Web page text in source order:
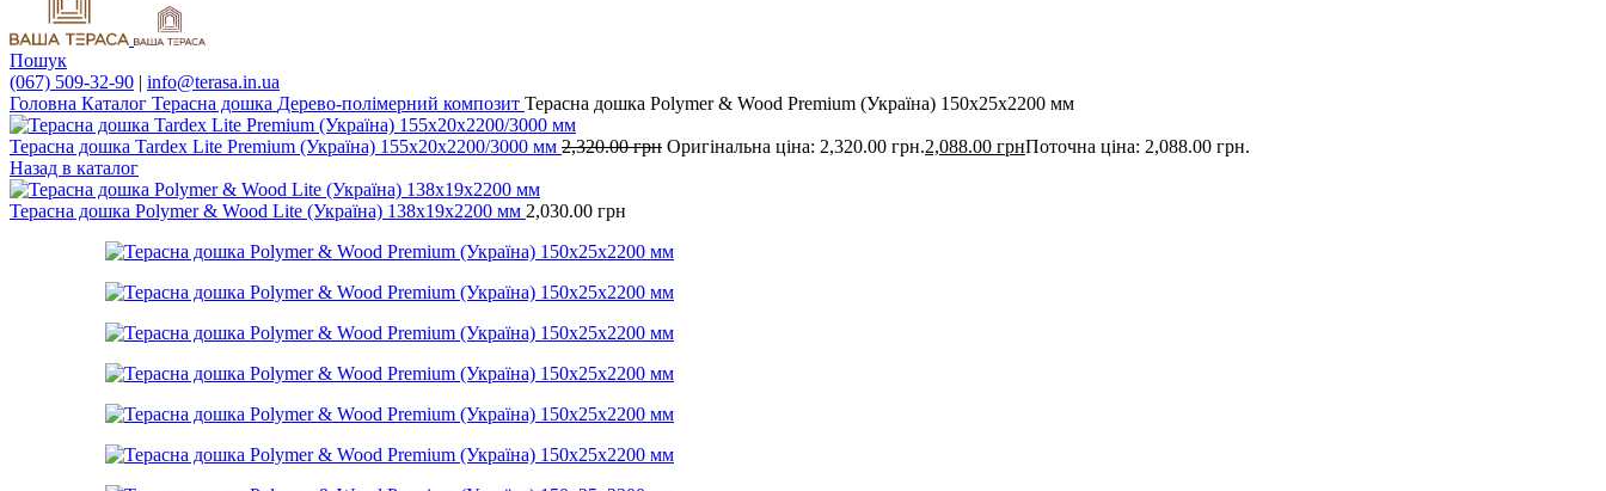
Пошук
(067) 509-32-90 | info@terasa.in.ua
Головна Каталог Терасна дошка Дерево-полімерний композит Терасна дошка Polymer & Wood Premium (Україна) 150х25х2200 мм
Терасна дошка Tardex Lite Premium (Україна) 155х20х2200/3000 мм 2,320.00грн Оригінальна ціна: 2,320.00 грн.2,088.00 грнПоточна ціна: 2,088.00 грн.
Назад в каталог
Терасна дошка Polymer & Wood Lite (Україна) 138х19х2200 мм 2,030.00 грн